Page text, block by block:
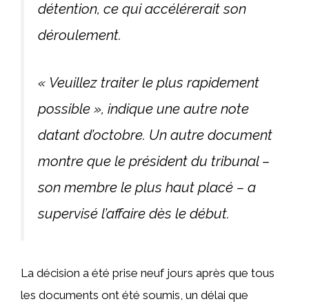
détention, ce qui accélérerait son
déroulement.
« Veuillez traiter le plus rapidement
possible », indique une autre note
datant d’octobre. Un autre document
montre que le président du tribunal –
son membre le plus haut placé – a
supervisé l’affaire dès le début.
La décision a été prise neuf jours après que tous
les documents ont été soumis, un délai que